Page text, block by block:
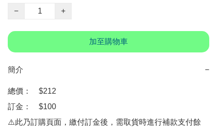
−
+
加至購物車
簡介 −
總價：　$212
訂金：　$100
⚠️此乃訂購頁面，繳付訂金後，需取貨時進行補款支付餘